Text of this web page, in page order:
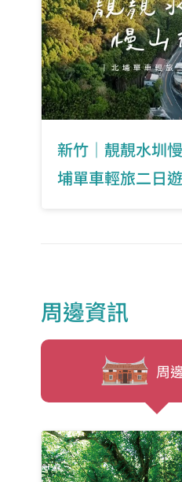
新竹｜靚靚水圳
埔單車輕旅二日遊
周邊資訊
周